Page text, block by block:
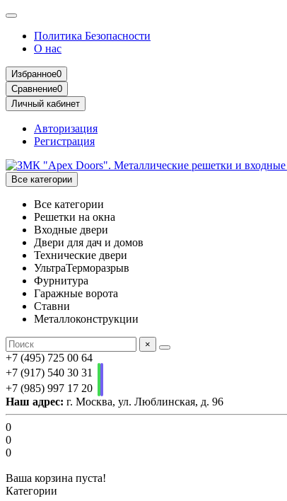
Политика Безопасности
О нас
Избранное0
Сравнение0
Личный кабинет
Авторизация
Регистрация
Все категории
Все категории
Решетки на окна
Входные двери
Двери для дач и домов
Технические двери
УльтраТерморазрыв
Фурнитура
Гаражные ворота
Ставни
Металлоконструкции
×
+7 (495) 725 00 64
+7 (917) 540 30 31
+7 (985) 997 17 20
Наш адрес: г. Москва, ул. Люблинская, д. 96
0
0
0
Ваша корзина пуста!
Категории